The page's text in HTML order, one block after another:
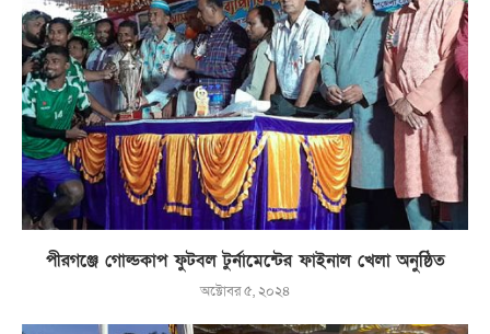
পীরগঞ্জে গোল্ডকাপ ফুটবল টুর্নামেন্টের ফাইনাল খেলা অনুষ্ঠিত
অক্টোবর ৫, ২০২৪